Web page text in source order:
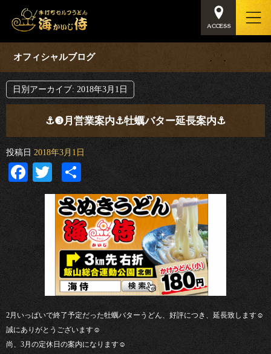
オフィシャルブログ
日別アーカイブ: 2018年3月1日
⚓︎❸月営業案内⚓︎牡蠣バター延長案内⚓︎
投稿日 2018年3月1日
Facebook
Twitter
共
有
2月いっぱいで終了予定だった牡蠣バターうどん、好評につき、延長致します☺︎
誠にありがとうございます☺︎
尚、3月の定休日の案内になります☺︎